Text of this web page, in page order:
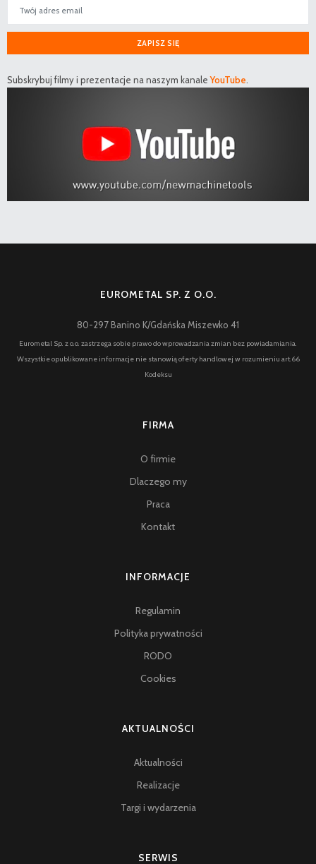
ZAPISZ SIĘ
Subskrybuj filmy i prezentacje na naszym kanaleYouTube
EUROMETAL SP. Z O.O.
80-297 Banino K/Gdańska Miszewko 41
Eurometal Sp. z o.o. zastrzega sobie prawo do wprowadzania zmian bez powiadamiania.
Wszystkie opublikowane informacje nie stanowią oferty handlowej w rozumieniu art.66
Kodeksu
FIRMA
O firmie
Dlaczego my
Praca
Kontakt
INFORMACJE
Regulamin
Polityka prywatności
RODO
Cookies
AKTUALNOŚCI
Aktualności
Realizacje
Targi i wydarzenia
SERWIS